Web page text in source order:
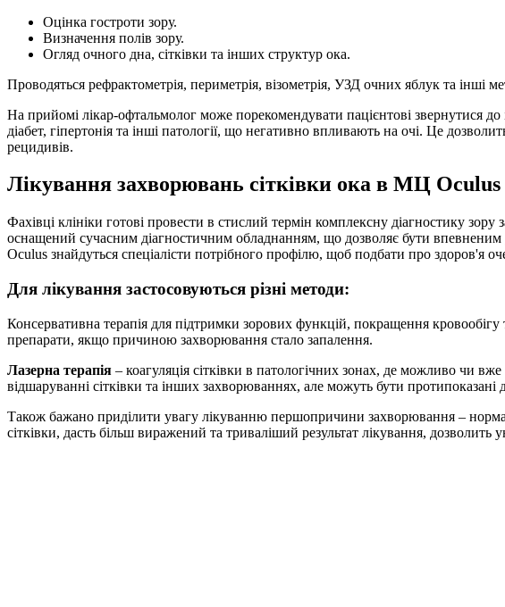
Оцінка гостроти зору.
Визначення полів зору.
Огляд очного дна, сітківки та інших структур ока.
Проводяться рефрактометрія, периметрія, візометрія, УЗД очних яблук та інші
На прийомі лікар-офтальмолог може порекомендувати пацієнтові звернутися
діабет, гіпертонія та інші патології, що негативно впливають на очі. Це
рецидивів.
Лікування захворювань сітківки ока в МЦ Oculus
Фахівці клініки готові провести в стислий термін комплексну діагностику
оснащений сучасним діагностичним обладнанням, що дозволяє бути впевненим у
Oculus знайдуться спеціалісти потрібного профілю, щоб подбати про здоров'я
Для лікування застосовуються різні методи:
Консервативна терапія для підтримки зорових функцій, покращення
препарати, якщо причиною захворювання стало запалення.
Лазерна терапія – коагуляція сітківки в патологічних зонах, де можливо чи
відшаруванні сітківки та інших захворюваннях, але можуть бути
Також бажано приділити увагу лікуванню першопричини захворювання –
сітківки, дасть більш виражений та триваліший результат лікування, дозволить